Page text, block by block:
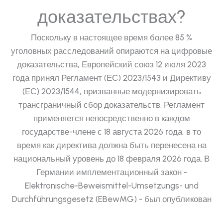
доказательствах?
Поскольку в настоящее время более 85 %
уголовных расследований опираются на цифровые
доказательства, Европейский союз 12 июля 2023
года принял Регламент (ЕС) 2023/1543 и Директиву
(ЕС) 2023/1544, призванные модернизировать
трансграничный сбор доказательств. Регламент
применяется непосредственно в каждом
государстве-члене с 18 августа 2026 года, в то
время как директива должна быть перенесена на
национальный уровень до 18 февраля 2026 года. В
Германии имплементационный закон -
Elektronische-Beweismittel-Umsetzungs- und
Durchführungsgesetz (EBewMG) - был опубликован